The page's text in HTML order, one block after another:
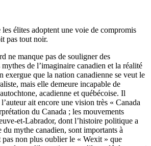
élites adoptent une voie de compromis
pas tout noir.
ne manque pas de souligner des
de l’imaginaire canadien et la réalité
exergue que la nation canadienne se veut le
mais elle demeure incapable de
acadienne et québécoise. Il
ait encore une vision très « Canada
du Canada ; les mouvements
et-Labrador, dont l’histoire politique a
du mythe canadien, sont importants à
non plus oublier le « Wexit » que